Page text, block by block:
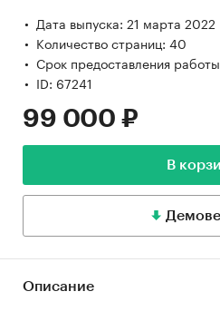
Дата выпуска: 21 марта 2022
Количество страниц: 40
Срок предоставления
ID: 67241
99 000 ₽
В
Описание